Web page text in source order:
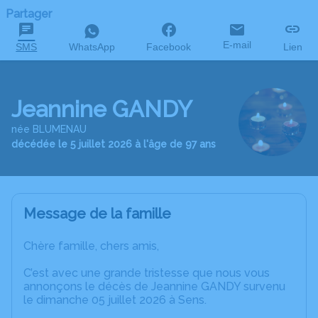
Partager
SMS WhatsApp Facebook E-mail Lien
Jeannine GANDY
née BLUMENAU
décédée le 5 juillet 2026 à l'âge de 97 ans
Message de la famille
Chère famille, chers amis,
C’est avec une grande tristesse que nous vous
annonçons le décès de Jeannine GANDY survenu
le dimanche 05 juillet 2026 à Sens.